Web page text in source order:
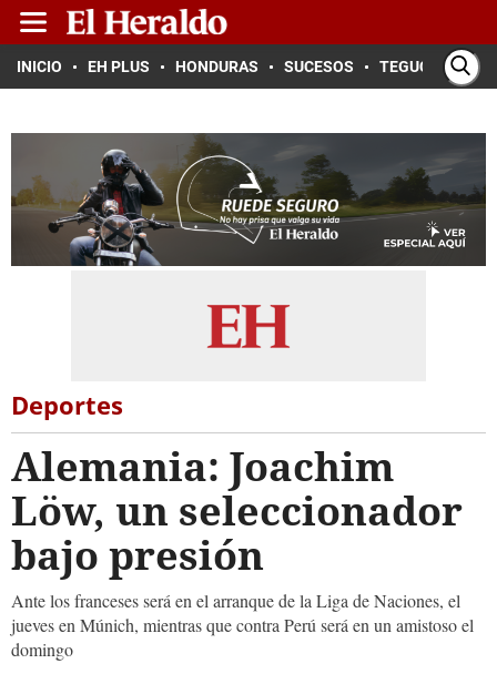
INICIO EH PLUS HONDURAS SUCESOS TEGUCIGALPA
Deportes
Alemania: Joachim
Löw, un seleccionador
bajo presión
Ante los franceses será en el arranque de la Liga de Naciones, el
jueves en Múnich, mientras que contra Perú será en un amistoso el
domingo